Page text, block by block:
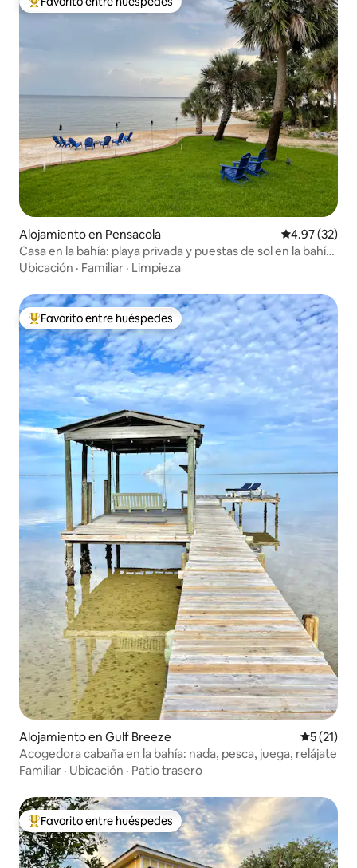
Favorito entre huéspedes preferido
Alojamiento en Pensacola Calificación
4.97 (32)
Casa en la bahía: playa privada y puestas de sol en la bahía
de Pensacola
Ubicación · Familiar · Limpieza
Favorito entre huéspedes preferido
Favorito entre huéspedes
Alojamiento en Gulf Breeze
5 (21)
Acogedora cabaña en la bahía: nada, pesca, juega, relájate
Familiar · Ubicación · Patio trasero
Favorito entre huéspedes preferido
Favorito entre huéspedes